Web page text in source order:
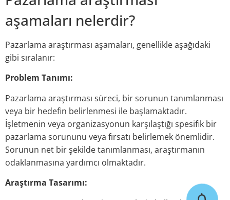
aşamaları nelerdir?
Pazarlama araştırması aşamaları, genellikle aşağıdaki
gibi sıralanır:
Problem Tanımı:
Pazarlama araştırması süreci, bir sorunun tanımlanması
veya bir hedefin belirlenmesi ile başlamaktadır.
İşletmenin veya organizasyonun karşılaştığı spesifik bir
pazarlama sorununu veya fırsatı belirlemek önemlidir.
Sorunun net bir şekilde tanımlanması, araştırmanın
odaklanmasına yardımcı olmaktadır.
Araştırma Tasarımı: